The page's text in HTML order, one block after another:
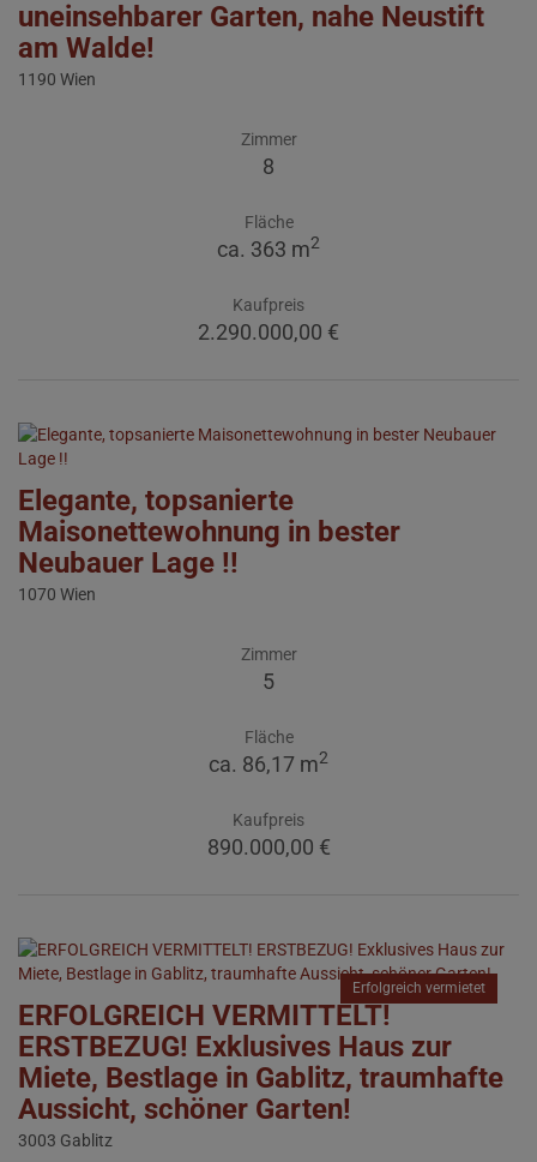
uneinsehbarer Garten, nahe Neustift
am Walde!
1190 Wien
Zimmer
8
Fläche
ca. 363 m2
Kaufpreis
2.290.000,00 €
Elegante, topsanierte
Maisonettewohnung in bester
Neubauer Lage !!
1070 Wien
Zimmer
5
Fläche
ca. 86,17 m2
Kaufpreis
890.000,00 €
Erfolgreich vermietet
ERFOLGREICH VERMITTELT!
ERSTBEZUG! Exklusives Haus zur
Miete, Bestlage in Gablitz, traumhafte
Aussicht, schöner Garten!
3003 Gablitz